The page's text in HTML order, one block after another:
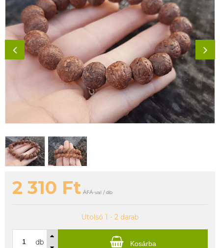
2 310 Ft ÁFÁ-val / db
Utolsó 1 - 2 darab
db Kosárba